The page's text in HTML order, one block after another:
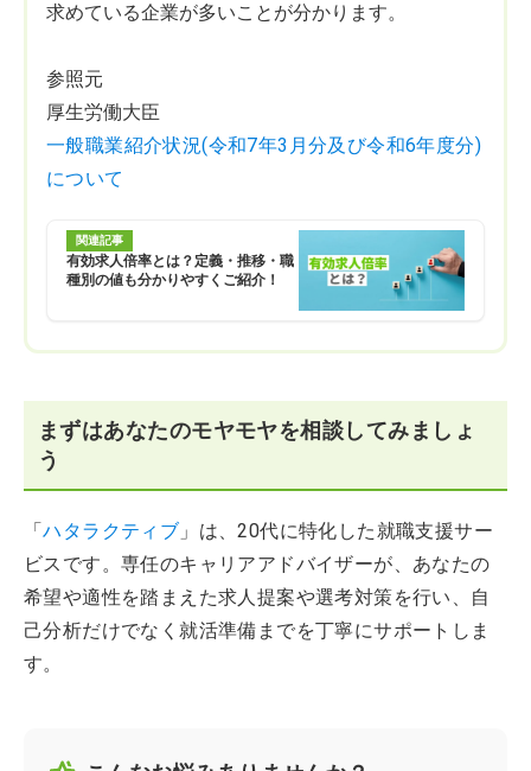
求めている企業が多いことが分かります。
参照元
厚生労働大臣
一般職業紹介状況(令和7年3月分及び令和6年度分)
について
関連記事
有効求人倍率とは？定義・推移・職
種別の値も分かりやすくご紹介！
まずはあなたのモヤモヤを相談してみましょ
う
「ハタラクティブ 」は、20代に特化した就職支援サー
ビスです。専任のキャリアアドバイザーが、あなたの
希望や適性を踏まえた求人提案や選考対策を行い、自
己分析だけでなく就活準備までを丁寧にサポートしま
す。